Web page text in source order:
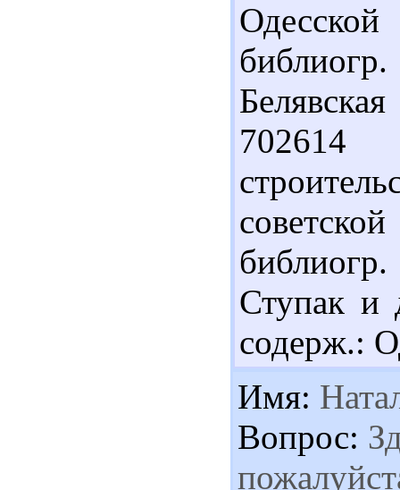
702614
Ступак
содерж.:
Имя:
Вопрос: